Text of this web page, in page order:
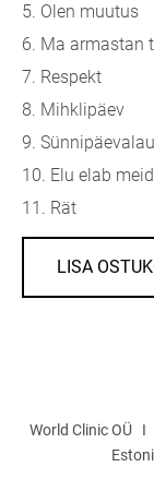
5. Olen muutus
6. Ma armastan
7. Respekt
8. Mihklipäev
9.
10. Elu elab meid
11. Rät
LISA
World Clinic OÜ I